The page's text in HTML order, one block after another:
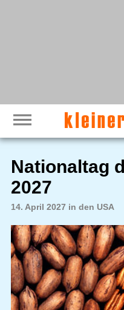
Nationaltag
2027
14. April 2027 in den USA